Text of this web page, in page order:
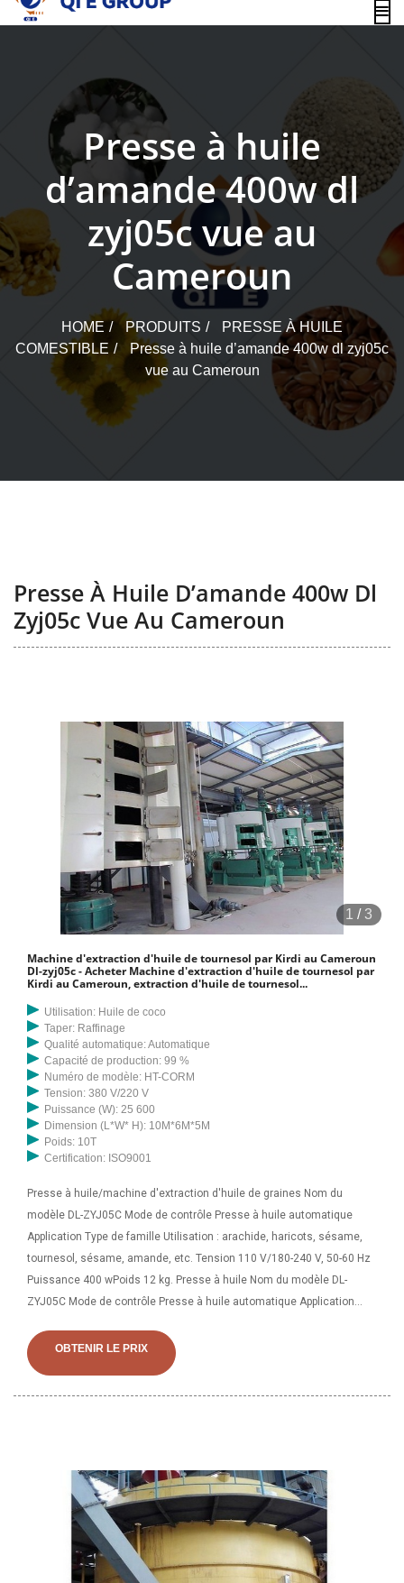
content
Presse à huile
d’amande 400w dl
zyj05c vue au
Cameroun
HOME PRODUITS
PRESSE À HUILE
COMESTIBLE
Presse à huile d’amande 400w dl zyj05c
vue au Cameroun
Presse À Huile D’amande 400w Dl
Zyj05c Vue Au Cameroun
1 /3
Machine d'extraction d'huile de tournesol par Kirdi au Cameroun
Dl-zyj05c - Acheter Machine d'extraction d'huile de tournesol par
Kirdi au Cameroun, extraction d'huile de tournesol...
Utilisation: Huile de coco
Taper: Raffinage
Qualité automatique: Automatique
Capacité de production: 99 %
Numéro de modèle: HT-CORM
Tension: 380 V/220 V
Puissance (W): 25 600
Dimension (L*W* H): 10M*6M*5M
Poids: 10T
Certification: ISO9001
Presse à huile/machine d'extraction d'huile de graines Nom du
modèle DL-ZYJ05C Mode de contrôle Presse à huile automatique
Application Type de famille Utilisation : arachide, haricots, sésame,
tournesol, sésame, amande, etc. Tension 110 V/180-240 V, 50-60 Hz
Puissance 400 wPoids 12 kg. Presse à huile Nom du modèle DL-
ZYJ05C Mode de contrôle Presse à huile automatique Application
sésame, amande, etc. Tension 110 V/180-240 V, 50-60 Hz Puissance
400 w Poids 12 kg Taille de l'emballage 52,5* 24,5*30 CM
OBTENIR LE PRIX